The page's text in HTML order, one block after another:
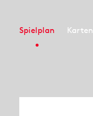
Spielplan Karten